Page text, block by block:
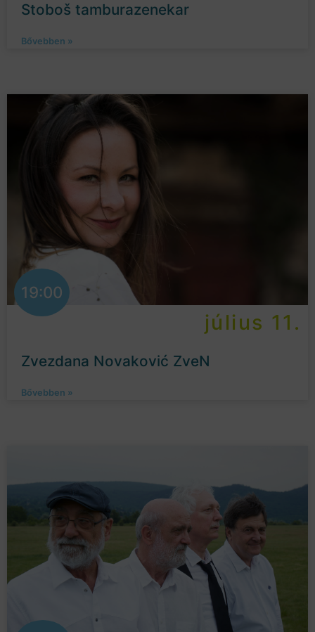
Stoboš tamburazenekar
Bővebben »
19:00
július 11.
Zvezdana Novaković ZveN
Bővebben »